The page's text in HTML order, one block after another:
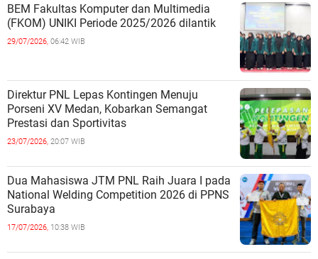
BEM Fakultas Komputer dan Multimedia
(FKOM) UNIKI Periode 2025/2026 dilantik
29/07/2026, 06:42 WIB
Direktur PNL Lepas Kontingen Menuju
Porseni XV Medan, Kobarkan Semangat
Prestasi dan Sportivitas
23/07/2026, 20:07 WIB
Dua Mahasiswa JTM PNL Raih Juara I pada
National Welding Competition 2026 di PPNS
Surabaya
17/07/2026, 10:38 WIB